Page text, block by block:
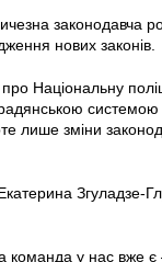
законодавча
нових законів.
Національну
лише зміни
Згуладзе-
команда у нас вже є